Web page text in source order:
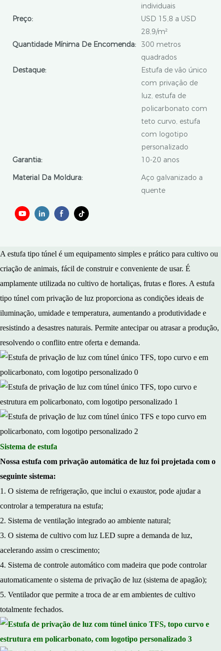
individuais
Preço:
USD 15,8 a USD
28,9/m²
Quantidade Mínima De Encomenda: 300 metros
quadrados
Destaque:
Estufa de vão único
com privação de
luz, estufa de
policarbonato com
teto curvo, estufa
com logotipo
personalizado
Garantia:
10-20 anos
Material Da Moldura:
Aço galvanizado a
quente
A estufa tipo túnel é um equipamento simples e prático para cultivo ou
criação de animais, fácil de construir e conveniente de usar. É
amplamente utilizada no cultivo de hortaliças, frutas e flores. A estufa
tipo túnel com privação de luz proporciona as condições ideais de
iluminação, umidade e temperatura, aumentando a produtividade e
resistindo a desastres naturais. Permite antecipar ou atrasar a produção,
resolvendo o conflito entre oferta e demanda.
Sistema de estufa
Nossa estufa com privação automática de luz foi projetada com o
seguinte sistema:
1. O sistema de refrigeração, que inclui o exaustor, pode ajudar a
controlar a temperatura na estufa;
2. Sistema de ventilação integrado ao ambiente natural;
3. O sistema de cultivo com luz LED supre a demanda de luz,
acelerando assim o crescimento;
4. Sistema de controle automático com madeira que pode controlar
automaticamente o sistema de privação de luz (sistema de apagão);
5. Ventilador que permite a troca de ar em ambientes de cultivo
totalmente fechados.